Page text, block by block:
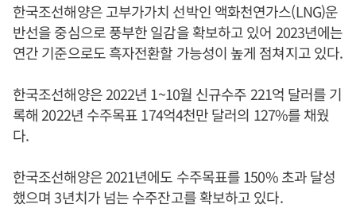
한국조선해양은 고부가가치 선박인 액화천연가스(LNG)운
반선을 중심으로 풍부한 일감을 확보하고 있어 2023년에는
연간 기준으로도 흑자전환할 가능성이 높게 점쳐지고 있다.
한국조선해양은 2022년 1~10월 신규수주 221억 달러를 기
록해 2022년 수주목표 174억4천만 달러의 127%를 채웠
다.
한국조선해양은 2021년에도 수주목표를 150% 초과 달성
했으며 3년치가 넘는 수주잔고를 확보하고 있다.